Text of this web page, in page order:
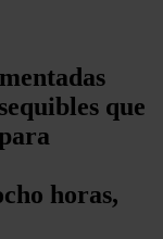
que
horas,